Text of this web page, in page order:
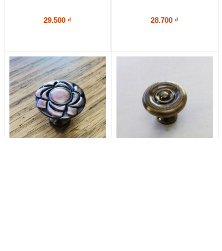
29.500 ₫ 28.700 ₫